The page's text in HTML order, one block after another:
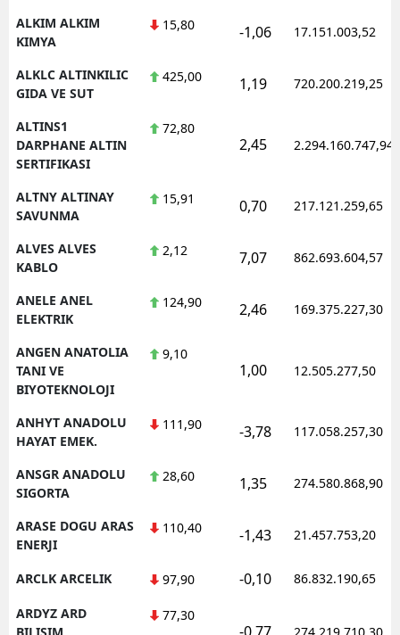
ALKIM ALKIM
KIMYA
15,80 -1,06 17.151.003,52
ALKLC ALTINKILIC
GIDA VE SUT
425,00 1,19 720.200.219,25
ALTINS1
DARPHANE ALTIN
SERTIFIKASI
72,80
2,45 2.294.160.747,94
ALTNY ALTINAY
SAVUNMA
15,91 0,70 217.121.259,65
ALVES ALVES
KABLO
2,12 7,07 862.693.604,57
ANELE ANEL
ELEKTRIK
124,90 2,46 169.375.227,30
ANGEN ANATOLIA
TANI VE
BIYOTEKNOLOJI
9,10
1,00 12.505.277,50
ANHYT ANADOLU
HAYAT EMEK.
111,90 -3,78 117.058.257,30
ANSGR ANADOLU
SIGORTA
28,60 1,35 274.580.868,90
ARASE DOGU ARAS
ENERJI
110,40 -1,43 21.457.753,20
ARCLK ARCELIK 97,90 -0,10 86.832.190,65
ARDYZ ARD
BILISIM
77,30
274.219.710,30